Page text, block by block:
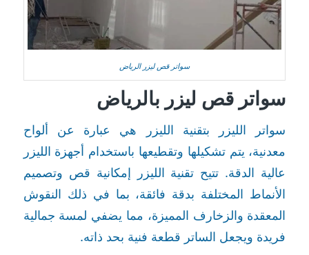
سواتر قص ليزر الرياض
سواتر قص ليزر بالرياض
سواتر الليزر بتقنية الليزر هي عبارة عن ألواح
معدنية، يتم تشكيلها وتقطيعها باستخدام أجهزة الليزر
عالية الدقة. تتيح تقنية الليزر إمكانية قص وتصميم
الأنماط المختلفة بدقة فائقة، بما في ذلك النقوش
المعقدة والزخارف المميزة، مما يضفي لمسة جمالية
فريدة ويجعل الساتر قطعة فنية بحد ذاته.